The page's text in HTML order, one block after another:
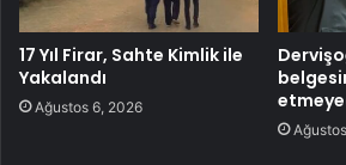
17 Yıl Firar, Sahte Kimlik ile
Yakalandı
Ağustos 6, 2026